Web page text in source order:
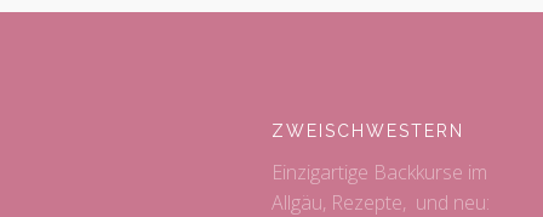
ZWEISCHWESTERN
Einzigartige Backkurse im
Allgäu, Rezepte, und neu: